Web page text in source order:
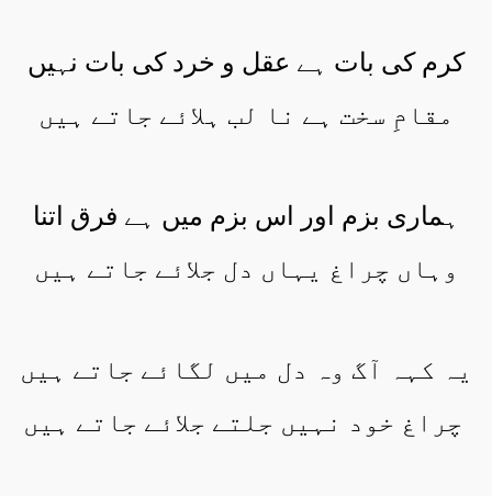
کرم کی بات ہے عقل و خرد کی بات نہیں
مقامِ سخت ہے نا لب ہلائے جاتے ہیں
ہماری بزم اور اس بزم میں ہے فرق اتنا
وہاں چراغ یہاں دل جلائے جاتے ہیں
یہ کہہ آگ وہ دل میں لگائے جاتے ہیں
چراغ خود نہیں جلتے جلائے جاتے ہیں